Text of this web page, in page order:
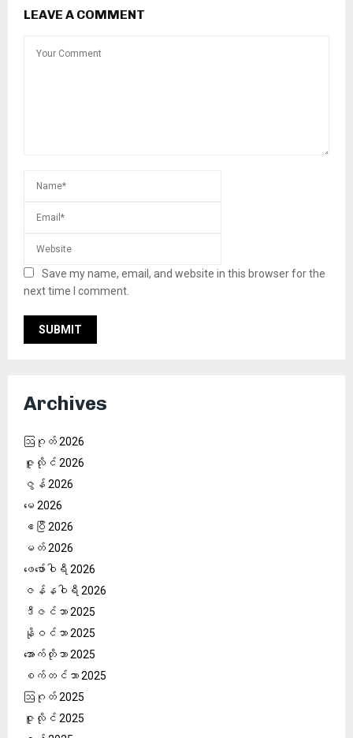
LEAVE A COMMENT
Save my name, email, and website in this browser for the
next time I comment.
Archives
ဩဂုတ် 2026
ဇူလိုင် 2026
ဇွန် 2026
မေ 2026
ဧပြီ 2026
မတ် 2026
ဖေ‌ဖော်ဝါရီ 2026
ဇန်နဝါရီ 2026
ဒီဇင်ဘာ 2025
နိုဝင်ဘာ 2025
အောက်တိုဘာ 2025
စက်တင်ဘာ 2025
ဩဂုတ် 2025
ဇူလိုင် 2025